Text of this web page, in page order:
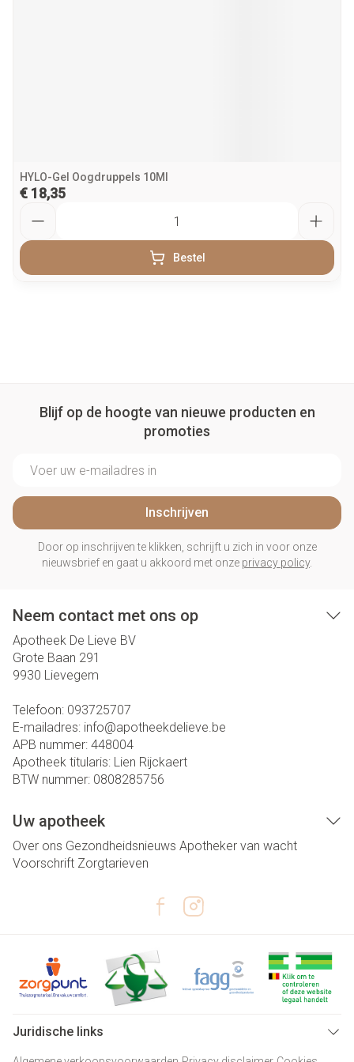
HYLO-Gel Oogdruppels 10Ml
€ 18,35
Bestel
Blijf op de hoogte van nieuwe producten en
promoties
Inschrijven
Door op inschrijven te klikken, schrijft u zich in voor onze
nieuwsbrief en gaat u akkoord met onze privacy policy.
Neem contact met ons op
Apotheek De Lieve BV
Grote Baan 291
9930 Lievegem
Telefoon: 093725707
E-mailadres: info@apotheekdelieve.be
APB nummer: 448004
Apotheek titularis: Lien Rijckaert
BTW nummer: 0808285756
Uw apotheek
Over ons Gezondheidsnieuws Apotheker van wacht
Voorschrift Zorgtarieven
Juridische links